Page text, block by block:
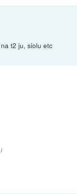
t2 ju, siolu etc